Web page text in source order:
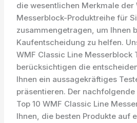
die wesentlichen Merkmale der
Messerblock-Produktreihe für
zusammengetragen, um Ihnen
Kaufentscheidung zu helfen.
WMF Classic Line Messerblock
berücksichtigen die
Ihnen ein aussagekräftiges
präsentieren. Der
Top 10 WMF Classic Line
Ihnen, die besten Produkte auf